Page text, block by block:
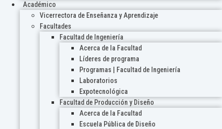
Académico
Vicerrectora de Enseñanza y Aprendizaje
Facultades
Facultad de Ingeniería
Acerca de la Facultad
Líderes de programa
Programas | Facultad de Ingeniería
Laboratorios
Expotecnológica
Facultad de Producción y Diseño
Acerca de la Facultad
Escuela Pública de Diseño